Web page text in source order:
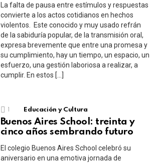
La falta de pausa entre estímulos y respuestas
convierte a los actos cotidianos en hechos
violentos. Este conocido y muy usado refrán
de la sabiduría popular, de la transmisión oral,
expresa brevemente que entre una promesa y
su cumplimiento, hay un tiempo, un espacio, un
esfuerzo, una gestión laboriosa a realizar, a
cumplir. En estos […]
1 Educación y Cultura
Buenos Aires School: treinta y
cinco años sembrando futuro
El colegio Buenos Aires School celebró su
aniversario en una emotiva jornada de